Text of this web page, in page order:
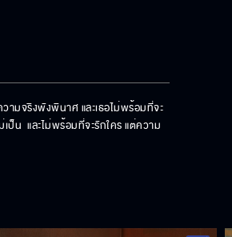
ามจริงพังพินาศ และเธอไม่พร้อมที่จะ
น  และไม่พร้อมที่จะรักใคร แต่ความ